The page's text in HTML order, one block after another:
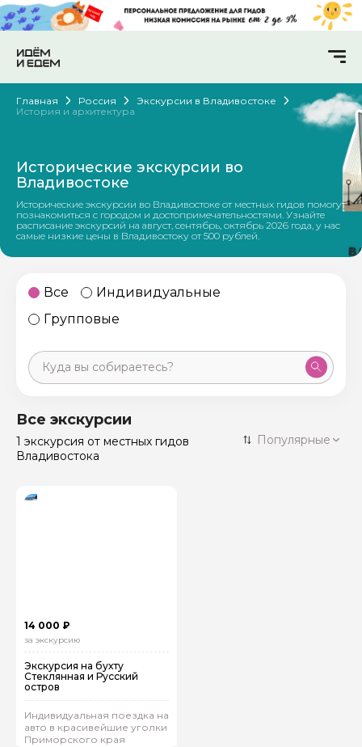
Главная Россия
Экскурсии в Владивостоке
История и архитектура
Исторические экскурсии во
Владивостоке
Исторические экскурсии во Владивостоке от местных гидов помогут
познакомиться с городом и достопримечательностями. Узнайте
расписание экскурсий на август, сентябрь, октябрь 2026 года, у нас
самые низкие цены в Владивостоку от 500 рублей.
Все
Индивидуальные
Групповые
Санкт-Петербург
Россия
50 экскурсий
Все экскурсии
1 экскурсия от местных гидов
Владивостока
Популярные
14 000 ₽
за экскурсию
Экскурсия на бухту
Стеклянная и Русский
остров
Индивидуальная поездка на
авто в красивейшие уголки
Приморского края